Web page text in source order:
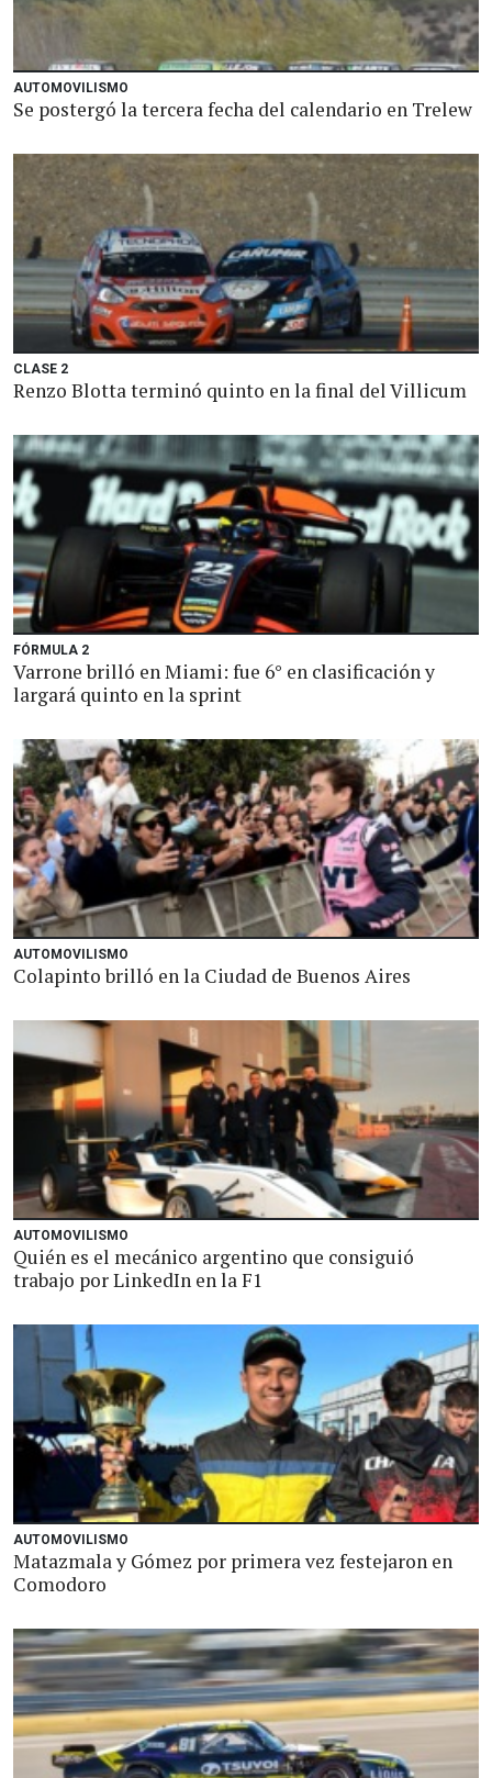
AUTOMOVILISMO
Se postergó la tercera fecha del calendario en Trelew
CLASE 2
Renzo Blotta terminó quinto en la final del Villicum
FÓRMULA 2
Varrone brilló en Miami: fue 6° en clasificación y
largará quinto en la sprint
AUTOMOVILISMO
Colapinto brilló en la Ciudad de Buenos Aires
AUTOMOVILISMO
Quién es el mecánico argentino que consiguió
trabajo por LinkedIn en la F1
AUTOMOVILISMO
Matazmala y Gómez por primera vez festejaron en
Comodoro